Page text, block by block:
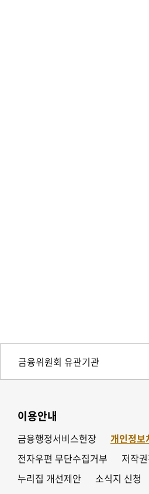
이용안내
금융행정서비스헌장
개인정보
전자우편 무단수집거부
저작
누리집 개선제안
소식지 신청